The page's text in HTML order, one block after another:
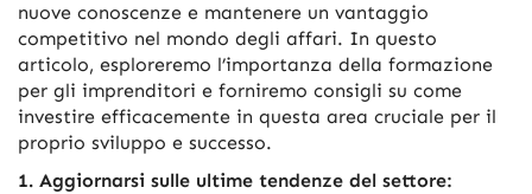
nuove conoscenze e mantenere un vantaggio
competitivo nel mondo degli affari. In questo
articolo, esploreremo l’importanza della formazione
per gli imprenditori e forniremo consigli su come
investire efficacemente in questa area cruciale per il
proprio sviluppo e successo.
1. Aggiornarsi sulle ultime tendenze del settore: